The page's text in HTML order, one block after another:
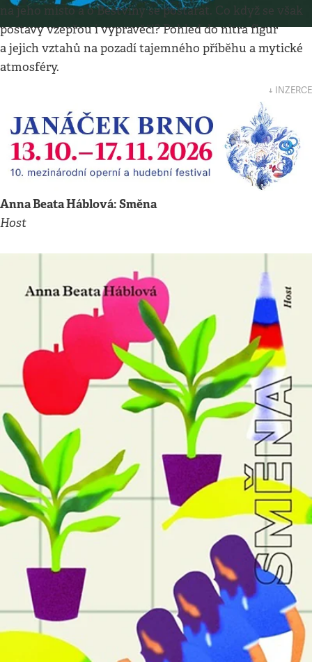
na jeho místo a o Běstviny se postarat. Co když se však
postavy vzepřou i vypravěči? Pohled do nitra figur
a jejich vztahů na pozadí tajemného příběhu a mytické
atmosféry.
↓ INZERCE
Anna Beata Háblová: Směna
Host